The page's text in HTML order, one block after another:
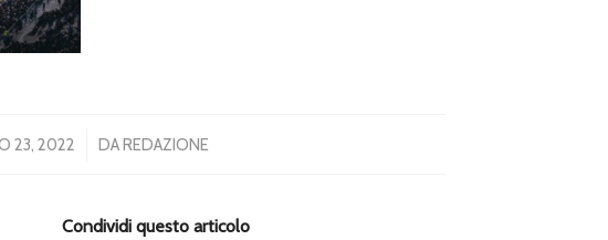
23, 2022
/ DAREDAZIONE
Condividi questo articolo